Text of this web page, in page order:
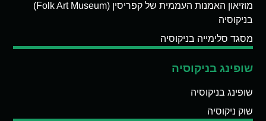
מוזיאון האמנות העממית של קפריסין (Folk Art Museum)
בניקוסיה
מסגד סלימייה בניקוסיה
שופינג בניקוסיה
שופינג בניקוסיה
שוק ניקוסיה